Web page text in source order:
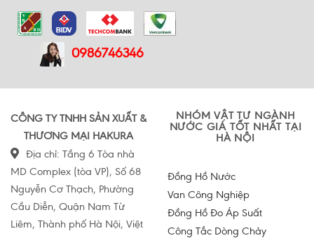
0986746346
CÔNG TY TNHH SẢN XUẤT &
THƯƠNG MẠI HAKURA
Địa chỉ: Tầng 6 Tòa nhà
MD Complex (tòa VP), Số 68
Nguyễn Cơ Thạch, Phường
Cầu Diễn, Quận Nam Từ
Liêm, Thành phố Hà Nội, Việt
NHÓM VẬT TƯ NGÀNH
NƯỚC GIÁ TỐT NHẤT TẠI
HÀ NỘI
Đồng Hồ Nước
Van Công Nghiệp
Đồng Hồ Đo Áp Suất
Công Tắc Dòng Chảy